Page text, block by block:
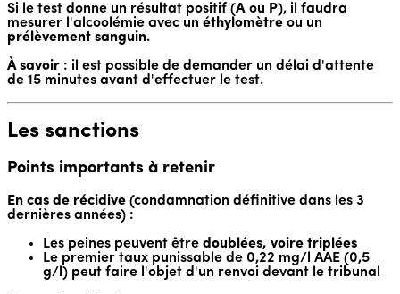
Si le test donne un résultat positif (A ou P), il faudra
mesurer l'alcoolémie avec un éthylomètre ou un
prélèvement sanguin.
À savoir : il est possible de demander un délai d'attente
de 15 minutes avant d'effectuer le test.
Les sanctions
Points importants à retenir
En cas de récidive (condamnation définitive dans les 3
dernières années) :
Les peines peuvent être doublées, voire triplées
Le premier taux punissable de 0,22 mg/l AAE (0,5
g/l) peut faire l'objet d'un renvoi devant le tribunal